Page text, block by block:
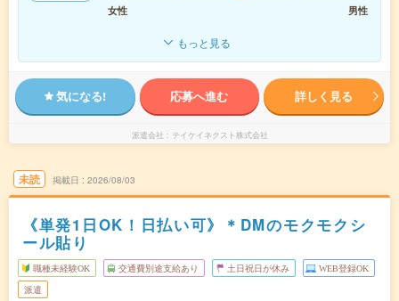
女性
男性
もっと見る
気になる! 応募へ進む 詳しく見る
派遣会社 テイケイネクスト株式会社
未読 掲載日 2026/08/03
《単発1日OK！日払い可》＊DMのモクモクシ
ール貼り
職種未経験OK 交通費別途支給あり 土日祝日が休み WEB登録OK
派遣